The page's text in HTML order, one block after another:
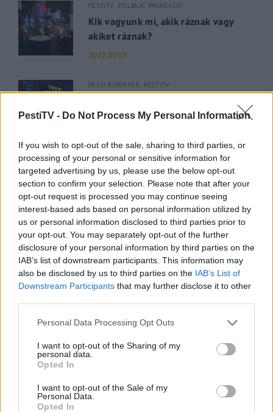
PestiTV - Do Not Process My Personal Information
If you wish to opt-out of the sale, sharing to third parties, or
processing of your personal or sensitive information for
targeted advertising by us, please use the below opt-out
section to confirm your selection. Please note that after your
opt-out request is processed you may continue seeing
interest-based ads based on personal information utilized by
us or personal information disclosed to third parties prior to
your opt-out. You may separately opt-out of the further
disclosure of your personal information by third parties on the
IAB’s list of downstream participants. This information may
also be disclosed by us to third parties on the IAB’s List of
Downstream Participants that may further disclose it to other
Please note that this website/app uses one or more Google
not limited to your visit or usage behaviour. You may click to
grant or deny consent to Google and its third-party tags to
use your data for below specified purposes in below Google
consent section.
Personal Data Processing Opt Outs
I want to opt-out of the Sharing of my
personal data.
Opted In
I want to opt-out of the Sale of my
Personal Data.
Opted In
PESTITV POLBEAT PANKRÁCIÓ
Kik vagyunk mi, akik ráznak vagy
akiket ráznak?
2022.07.07.
PESTI RIPORTER PESTITV
hiába a majomhimlő, a magyarok
2022.05.31.
GERILLA BÁR
Kiderült Geszler Dorottya
szépségének titka
2022.05.31.
GERILLA BÁR PESTITV
Erdélyi turnéra indul a Sárik Péter
Trió
2022.05.31.